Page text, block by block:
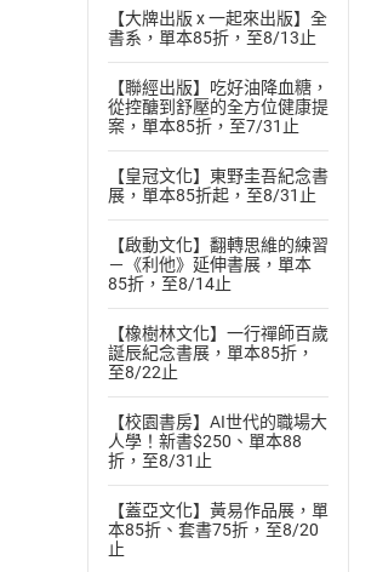
【大牌出版 x 一起來出版】全
書系，單本85折，至8/13止
【聯經出版】吃好油降血糖，
從控醣到舒壓的全方位健康提
案，單本85折，至7/31止
【皇冠文化】東野圭吾紀念書
展，單本85折起，至8/31止
【啟動文化】翻轉思維的練習
－《利他》延伸書展，單本
85折，至8/14止
【橡樹林文化】一行禪師百歲
誕辰紀念書展，單本85折，
至8/22止
【校園書房】AI世代的職場大
人學！新書$250、單本88
折，至8/31止
【蓋亞文化】黃易作品展，單
本85折、套書75折，至8/20
止